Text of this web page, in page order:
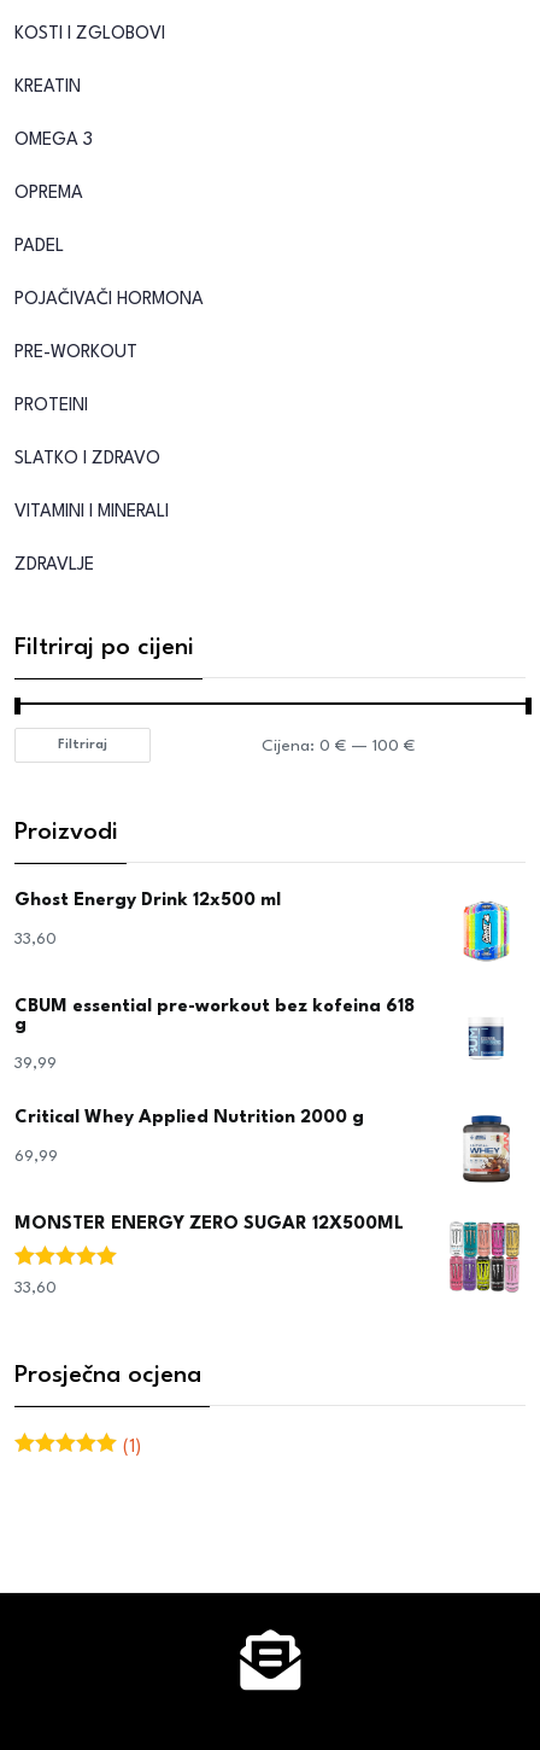
KOSTI I ZGLOBOVI
KREATIN
OMEGA 3
OPREMA
PADEL
POJAČIVAČI HORMONA
PRE-WORKOUT
PROTEINI
SLATKO I ZDRAVO
VITAMINI I MINERALI
ZDRAVLJE
Filtriraj po cijeni
Filtriraj Cijena: 0 € — 100 €
Proizvodi
Ghost Energy Drink 12x500 ml
33,60
CBUM essential pre-workout bez kofeina 618
g
39,99
Critical Whey Applied Nutrition 2000 g
69,99
MONSTER ENERGY ZERO SUGAR 12X500ML
Ocjenjeno
33,60
Prosječna ocjena
(1)